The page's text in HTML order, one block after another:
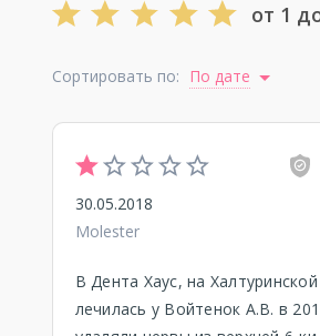
от 1
Сортировать по: По дате
30.05.2018
Molester
В Дента Хаус, на
лечилась у Войтенок А.В. в